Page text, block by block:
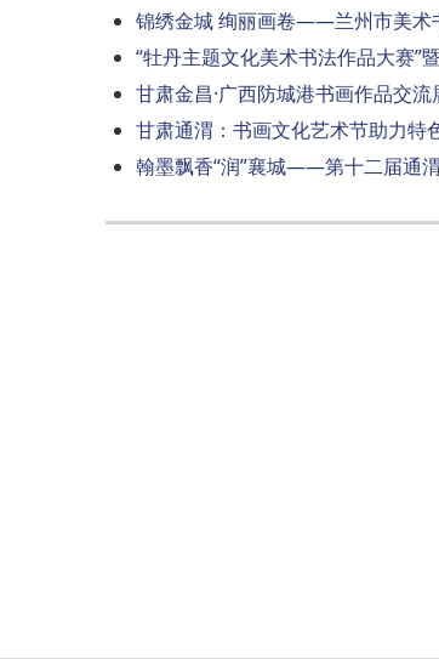
锦绣金城 绚丽画卷——兰州市美术
“牡丹主题文化美术书法作品大赛”
甘肃金昌·广西防城港书画作品交
甘肃通渭：书画文化艺术节助力特
翰墨飘香“润”襄城——第十二届通